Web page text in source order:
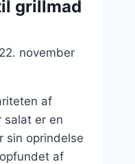
grillmad
22. november
af
er en
sin oprindelse
af